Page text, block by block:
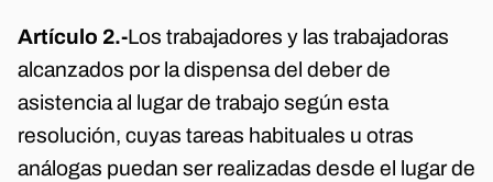
Artículo 2.-Los trabajadores y las trabajadoras
alcanzados por la dispensa del deber de
asistencia al lugar de trabajo según esta
resolución, cuyas tareas habituales u otras
análogas puedan ser realizadas desde el lugar de